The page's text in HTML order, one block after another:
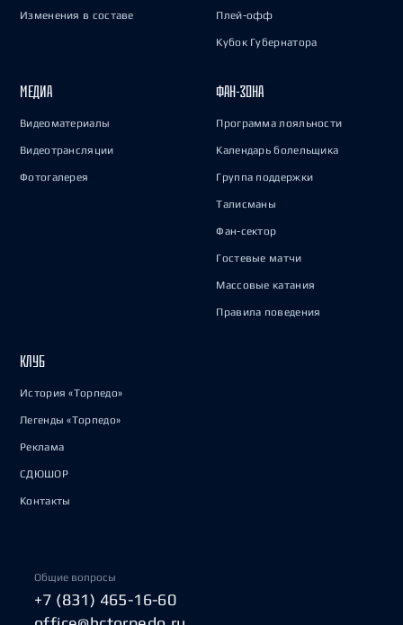
Изменения в составе Плей-офф
Кубок Губернатора
МЕДИА
Видеоматериалы
Видеотрансляции
Фотогалерея
ФАН-ЗОНА
Программа лояльности
Календарь болельщика
Группа поддержки
Талисманы
Фан-сектор
Гостевые матчи
Массовые катания
Правила поведения
КЛУБ
История «Торпедо»
Легенды «Торпедо»
Реклама
СДЮШОР
Контакты
Общие вопросы
+7 (831) 465-16-60